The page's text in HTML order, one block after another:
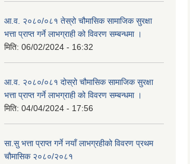
आ.व. २०८०/०८१ तेस्रो चौमासिक सामाजिक सुरक्षा
भत्ता प्राप्त गर्ने लाभग्राही को विवरण सम्बन्धमा ।
मिति: 06/02/2024 - 16:32
आ.व. २०८०/०८१ दोस्रो चौमासिक सामाजिक सुरक्षा
भत्ता प्राप्त गर्ने लाभग्राही को विवरण सम्बन्धमा ।
मिति: 04/04/2024 - 17:56
सा.सु भत्ता प्राप्त गर्ने नयाँ लाभग्रहीको विवरण प्रथम
चौमासिक २०८०/२०८१